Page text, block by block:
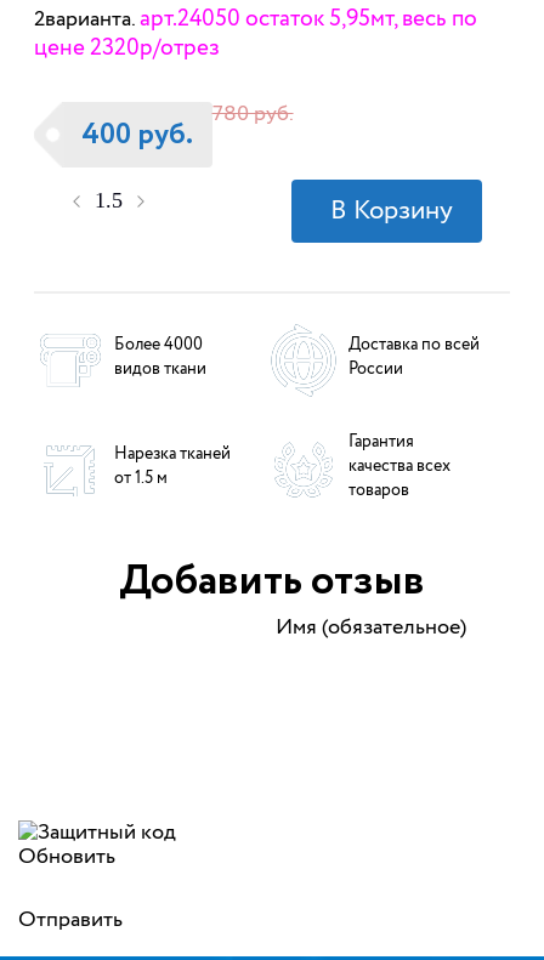
2варианта.арт.24050 остаток 5,95мт, весь по
цене 2320р/отрез
780 руб.
400 руб.
Более 4000
видов ткани
Доставка по всей
России
Нарезка тканей
от 1.5 м
Гарантия
качества всех
товаров
Добавить отзыв
Имя (обязательное)
Обновить
Отправить